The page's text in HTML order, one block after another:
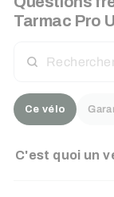
Tarmac Pro
UNE
Ce vélo
C'est quoi un